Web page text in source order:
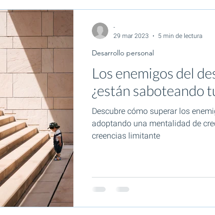
Los enemigos del
¿están saboteando
Descubre cómo superar los
adoptando una mentalidad de
creencias limitante
Desarrollo personal
-
29 mar 2023
5 min de lectura